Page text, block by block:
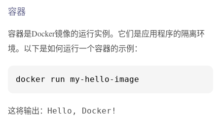
容器
容器是Docker镜像的运行实例。它们是应用程序的隔离环
境。以下是如何运行一个容器的示例：
docker run my-hello-image
这将输出： Hello, Docker!